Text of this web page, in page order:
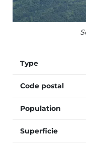
Type
Code postal
Population
Superficie